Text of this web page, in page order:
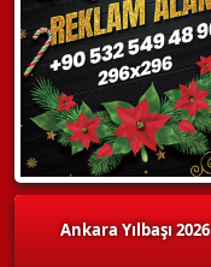
Ankara Yılbaşı 2026